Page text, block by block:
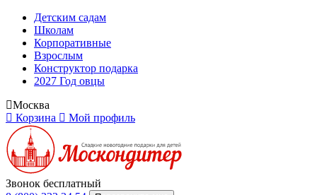
Детским садам
Школам
Корпоративные
Взрослым
Конструктор подарка
2027 Год овцы
Москва
Корзина
Мой профиль
Звонок бесплатный